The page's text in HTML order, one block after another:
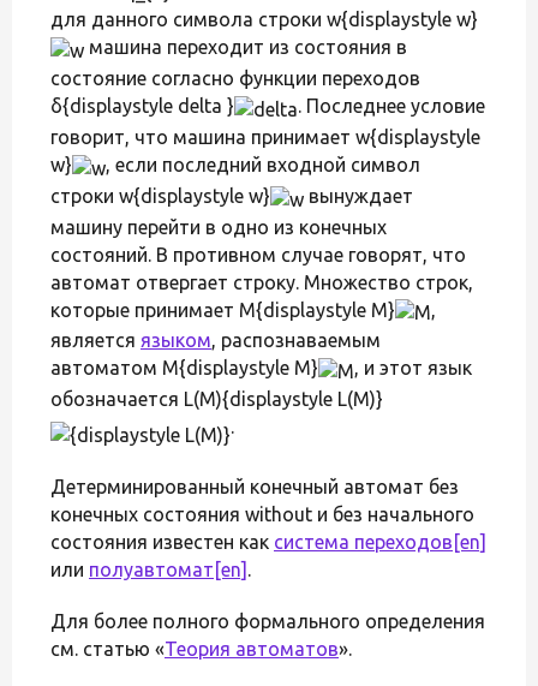
для данного символа строки w{displaystyle w}
машина переходит из состояния в
состояние согласно функции переходов
δ{displaystyle delta }
. Последнее условие
говорит, что машина принимает w{displaystyle
w}
, если последний входной символ
строки w{displaystyle w}
вынуждает
машину перейти в одно из конечных
состояний. В противном случае говорят, что
автомат отвергает строку. Множество строк,
которые принимает M{displaystyle M}
является языком, распознаваемым
автоматом M{displaystyle M}
, и этот язык
обозначается L(M){displaystyle L(M)}
.
Детерминированный конечный автомат без
конечных состояния without и без начального
состояния известен как система переходов [en]
или полуавтомат [en] .
Для более полного формального определения
см. статью «Теория автоматов».